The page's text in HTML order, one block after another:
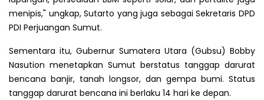
menipis," ungkap, Sutarto yang juga sebagai Sekretaris DPD
PDI Perjuangan Sumut.
Sementara itu, Gubernur Sumatera Utara (Gubsu) Bobby
Nasution menetapkan Sumut berstatus tanggap darurat
bencana banjir, tanah longsor, dan gempa bumi. Status
tanggap darurat bencana ini berlaku 14 hari ke depan.